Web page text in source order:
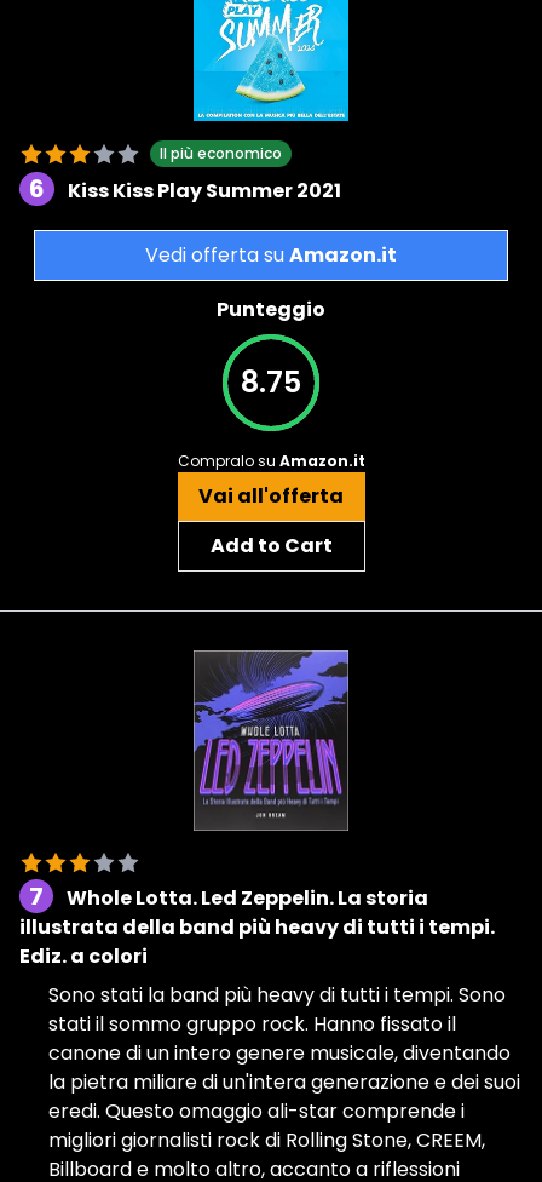
Il più economico
6 Kiss Kiss Play Summer 2021
Vedi offerta suAmazon.it
Punteggio
8.75
Compralo su Amazon.it
Vai all'offerta
Add to Cart
7
Whole Lotta. Led Zeppelin. La storia
illustrata della band più heavy di tutti i tempi.
Ediz. a colori
Sono stati la band più heavy di tutti i tempi. Sono
stati il sommo gruppo rock. Hanno fissato il
canone di un intero genere musicale, diventando
la pietra miliare di un'intera generazione e dei suoi
eredi. Questo omaggio ali-star comprende i
migliori giornalisti rock di Rolling Stone, CREEM,
Billboard e molto altro, accanto a riflessioni